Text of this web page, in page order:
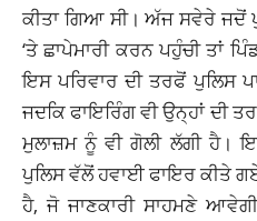
ਕੀਤਾ ਗਿਆ ਸੀ। ਅੱਜ ਸਵੇਰੇ ਜਦੋਂ
‘ਤੇ ਛਾਪੇਮਾਰੀ ਕਰਨ ਪਹੁੰਚੀ ਤਾਂ
ਇਸ ਪਰਿਵਾਰ ਦੀ ਤਰਫੋਂ ਪੁਲਿਸ
ਜਦਕਿ ਫਾਇਰਿੰਗ ਵੀ ਉਨ੍ਹਾਂ ਦੀ
ਮੁਲਾਜ਼ਮ ਨੂੰ ਵੀ ਗੋਲੀ ਲੱਗੀ ਹੈ।
ਪੁਲਿਸ ਵੱਲੋਂ ਹਵਾਈ ਫਾਇਰ ਕੀਤੇ ਗਏ
ਹੈ, ਜੋ ਜਾਣਕਾਰੀ ਸਾਹਮਣੇ